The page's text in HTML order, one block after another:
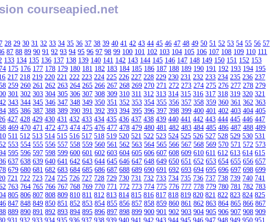
courseapied.net
28 29 30 31 32 33 34 35 36 37 38 39 40 41 42 43 44 45 46 47 48 49 50 51 52 53 54 55 56 57
87 88 89 90 91 92 93 94 95 96 97 98 99 100 101 102 103 104 105 106 107 108 109 110 111
133 134 135 136 137 138 139 140 141 142 143 144 145 146 147 148 149 150 151 152 153
175 176 177 178 179 180 181 182 183 184 185 186 187 188 189 190 191 192 193 194 195
217 218 219 220 221 222 223 224 225 226 227 228 229 230 231 232 233 234 235 236 237
259 260 261 262 263 264 265 266 267 268 269 270 271 272 273 274 275 276 277 278 279
301 302 303 304 305 306 307 308 309 310 311 312 313 314 315 316 317 318 319 320 321
343 344 345 346 347 348 349 350 351 352 353 354 355 356 357 358 359 360 361 362 363
385 386 387 388 389 390 391 392 393 394 395 396 397 398 399 400 401 402 403 404 405
427 428 429 430 431 432 433 434 435 436 437 438 439 440 441 442 443 444 445 446 447
469 470 471 472 473 474 475 476 477 478 479 480 481 482 483 484 485 486 487 488 489
511 512 513 514 515 516 517 518 519 520 521 522 523 524 525 526 527 528 529 530 531
553 554 555 556 557 558 559 560 561 562 563 564 565 566 567 568 569 570 571 572 573
595 596 597 598 599 600 601 602 603 604 605 606 607 608 609 610 611 612 613 614 615
637 638 639 640 641 642 643 644 645 646 647 648 649 650 651 652 653 654 655 656 657
679 680 681 682 683 684 685 686 687 688 689 690 691 692 693 694 695 696 697 698 699
721 722 723 724 725 726 727 728 729 730 731 732 733 734 735 736 737 738 739 740 741
763 764 765 766 767 768 769 770 771 772 773 774 775 776 777 778 779 780 781 782 783
805 806 807 808 809 810 811 812 813 814 815 816 817 818 819 820 821 822 823 824 825
847 848 849 850 851 852 853 854 855 856 857 858 859 860 861 862 863 864 865 866 867
889 890 891 892 893 894 895 896 897 898 899 900 901 902 903 904 905 906 907 908 909
931 932 933 934 935 936 937 938 939 940 941 942 943 944 945 946 947 948 949 950 951